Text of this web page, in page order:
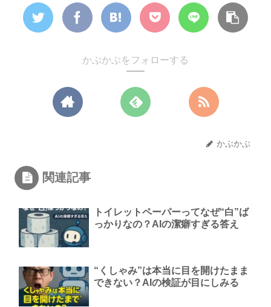
かぶかぶをフォローする
かぶかぶ
関連記事
トイレットペーパーってなぜ“白”ば
っかりなの？AIの潔癖すぎる答え
“くしゃみ”は本当に目を開けたまま
できない？AIの検証が目にしみる